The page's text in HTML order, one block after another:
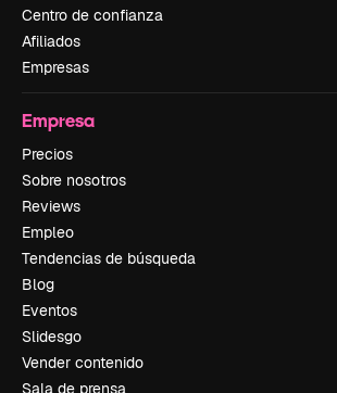
Centro de confianza
Afiliados
Empresas
Empresa
Precios
Sobre nosotros
Reviews
Empleo
Tendencias de búsqueda
Blog
Eventos
Slidesgo
Vender contenido
Sala de prensa